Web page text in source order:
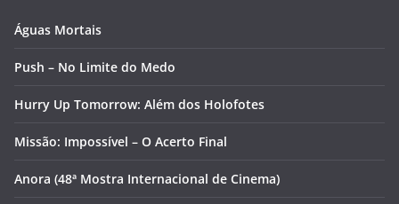
Águas Mortais
Push – No Limite do Medo
Hurry Up Tomorrow: Além dos Holofotes
Missão: Impossível – O Acerto Final
Anora (48ª Mostra Internacional de Cinema)